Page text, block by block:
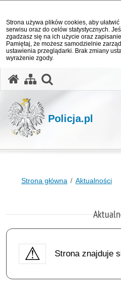
Strona używa plików cookies, aby
serwisu oraz do celów statystycznych.
zgadzasz się na ich użycie oraz
Pamiętaj, że możesz samodzielnie
ustawienia przeglądarki. Brak zmiany
wyrażenie zgody.
Policja.pl
Strona główna Aktualności
Strona znajduje